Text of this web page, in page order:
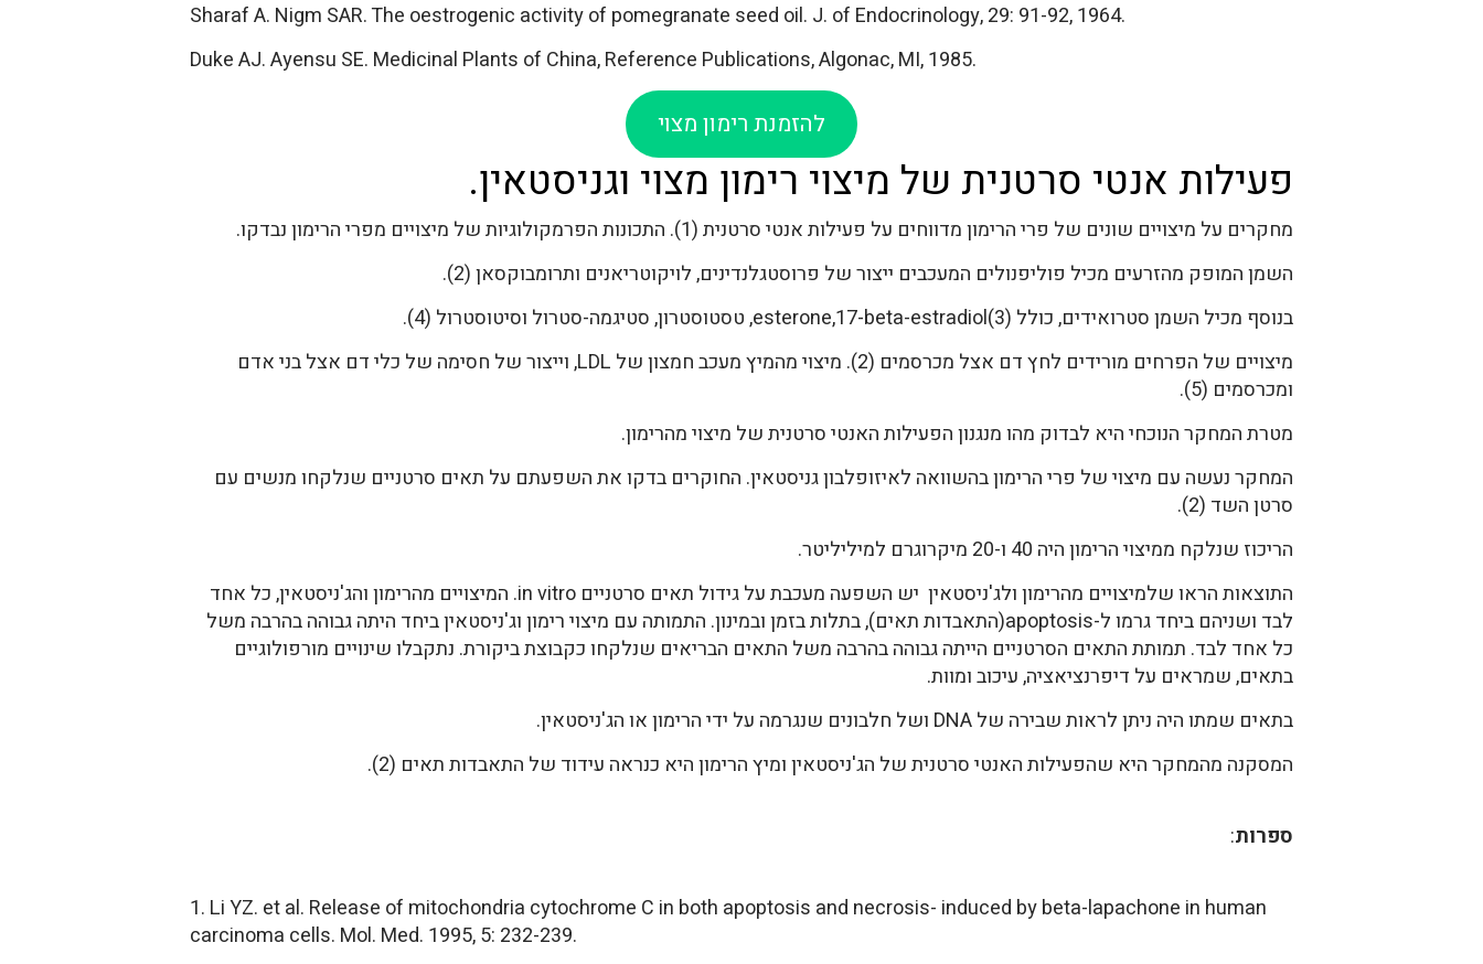
Sharaf A. Nigm SAR. The oestrogenic activity of pomegranate seed oil. J. of Endocrinology, 29: 91-92, 1964.
Duke AJ. Ayensu SE. Medicinal Plants of China, Reference Publications, Algonac, MI, 1985.
להזמנת רימון מצוי
פעילות אנטי סרטנית של מיצוי רימון מצוי וגניסטאין.
מחקרים על מיצויים שונים של פרי הרימון מדווחים על פעילות אנטי סרטנית (1). התכונות הפרמקולוגיות של מיצויים מפרי הרימון נבדקו.
השמן המופק מהזרעים מכיל פוליפנולים המעכבים ייצור של פרוסטגלנדינים, לויקוטריאנים ותרומבוקסאן (2).
בנוסף מכיל השמן סטרואידים, כולל esterone,17-beta-estradiol(3), טסטוסטרון, סטיגמה-סטרול וסיטוסטרול (4).
מיצויים של הפרחים מורידים לחץ דם אצל מכרסמים (2). מיצוי מהמיץ מעכב חמצון של LDL, וייצור של חסימה של כלי דם אצל בני אדם
ומכרסמים (5).
מטרת המחקר הנוכחי היא לבדוק מהו מנגנון הפעילות האנטי סרטנית של מיצוי מהרימון.
המחקר נעשה עם מיצוי של פרי הרימון בהשוואה לאיזופלבון גניסטאין. החוקרים בדקו את השפעתם על תאים סרטניים שנלקחו מנשים עם
סרטן השד (2).
הריכוז שנלקח ממיצוי הרימון היה 40 ו-20 מיקרוגרם למיליליטר.
התוצאות הראו שלמיצויים מהרימון ולג'ניסטאין יש השפעה מעכבת על גידול תאים סרטניים in vitro. המיצויים מהרימון והג'ניסטאין, כל אחד
לבד ושניהם ביחד גרמו ל-apoptosis(התאבדות תאים), בתלות בזמן ובמינון. התמותה עם מיצוי רימון וג'ניסטאין ביחד היתה גבוהה בהרבה משל
כל אחד לבד. תמותת התאים הסרטניים הייתה גבוהה בהרבה משל התאים הבריאים שנלקחו כקבוצת ביקורת. נתקבלו שינויים מורפולוגיים
בתאים, שמראים על דיפרנציאציה, עיכוב ומוות.
בתאים שמתו היה ניתן לראות שבירה של DNA ושל חלבונים שנגרמה על ידי הרימון או הג'ניסטאין.
המסקנה מהמחקר היא שהפעילות האנטי סרטנית של הג'ניסטאין ומיץ הרימון היא כנראה עידוד של התאבדות תאים (2).
ספרות:
1. Li YZ. et al. Release of mitochondria cytochrome C in both apoptosis and necrosis- induced by beta-lapachone in human
carcinoma cells. Mol. Med. 1995, 5: 232-239.